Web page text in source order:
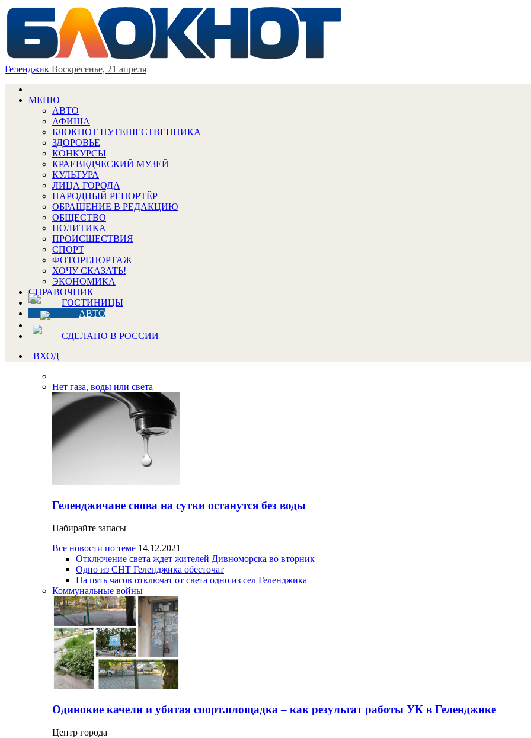
Геленджик Воскресенье, 21 апреля
МЕНЮ
АВТО
АФИША
БЛОКНОТ ПУТЕШЕСТВЕННИКА
ЗДОРОВЬЕ
КОНКУРСЫ
КРАЕВЕДЧЕСКИЙ МУЗЕЙ
КУЛЬТУРА
ЛИЦА ГОРОДА
НАРОДНЫЙ РЕПОРТЁР
ОБРАЩЕНИЕ В РЕДАКЦИЮ
ОБЩЕСТВО
ПОЛИТИКА
ПРОИСШЕСТВИЯ
СПОРТ
ФОТОРЕПОРТАЖ
ХОЧУ СКАЗАТЬ!
ЭКОНОМИКА
СПРАВОЧНИК
ГОСТИНИЦЫ
АВТО
СДЕЛАНО В РОССИИ
ВХОД
Нет газа, воды или света
Геленджичане снова на сутки останутся без воды
Набирайте запасы
Все новости по теме 14.12.2021
Отключение света ждет жителей Дивноморска во вторник
Одно из СНТ Геленджика обесточат
На пять часов отключат от света одно из сел Геленджика
Коммунальные войны
Одинокие качели и убитая спорт.площадка – как результат работы УК в Геленджике
Центр города